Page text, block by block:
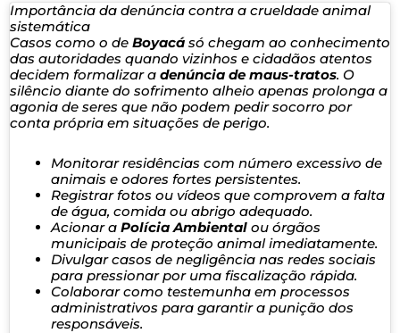
Importância da denúncia contra a crueldade animal
sistemática
Casos como o de Boyacá só chegam ao conhecimento
das autoridades quando vizinhos e cidadãos atentos
decidem formalizar a denúncia de maus-tratos. O
silêncio diante do sofrimento alheio apenas prolonga a
agonia de seres que não podem pedir socorro por
conta própria em situações de perigo.
Monitorar residências com número excessivo de
animais e odores fortes persistentes.
Registrar fotos ou vídeos que comprovem a falta
de água, comida ou abrigo adequado.
Acionar aPolícia Ambiental ou órgãos
municipais de proteção animal imediatamente.
Divulgar casos de negligência nas redes sociais
para pressionar por uma fiscalização rápida.
Colaborar como testemunha em processos
administrativos para garantir a punição dos
responsáveis.